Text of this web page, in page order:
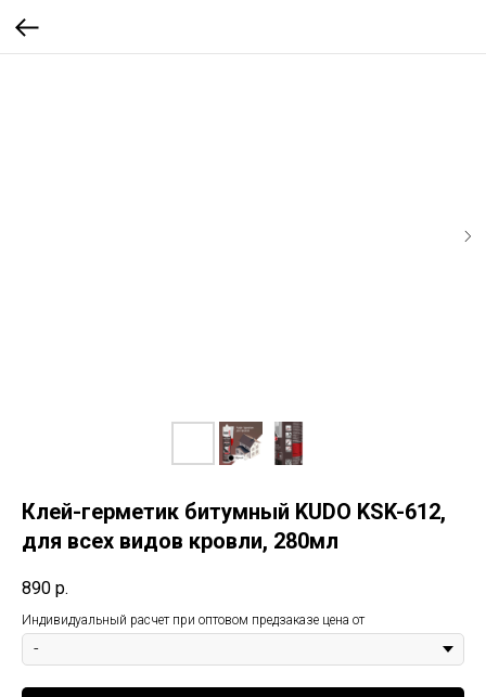
Клей-герметик битумный KUDO KSK-612,
для всех видов кровли, 280мл
890 р.
Индивидуальный расчет при оптовом предзаказе цена от